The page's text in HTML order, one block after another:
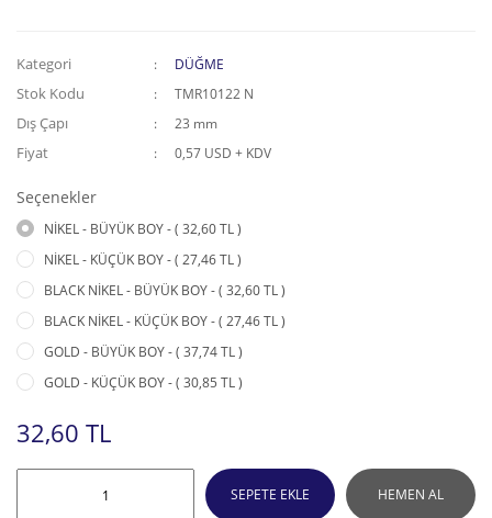
Kategori DÜĞME
Stok Kodu TMR10122 N
Dış Çapı 23 mm
Fiyat 0,57 USD + KDV
Seçenekler
NİKEL - BÜYÜK BOY - ( 32,60 TL )
NİKEL - KÜÇÜK BOY - ( 27,46 TL )
BLACK NİKEL - BÜYÜK BOY - ( 32,60 TL )
BLACK NİKEL - KÜÇÜK BOY - ( 27,46 TL )
GOLD - BÜYÜK BOY - ( 37,74 TL )
GOLD - KÜÇÜK BOY - ( 30,85 TL )
32,60 TL
SEPETE EKLE HEMEN AL